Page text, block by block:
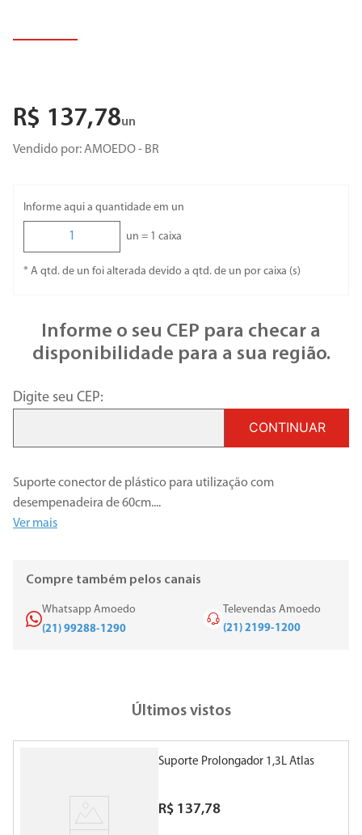
R$ 137,78un
Vendido por:AMOEDO - BR
Informe aqui a quantidade em un
un = 1 caixa
* A qtd. de un foi alterada devido a qtd. de un por caixa (s)
Informe o seu CEP para checar a
disponibilidade para a sua região.
Digite seu CEP:
CONTINUAR
Suporte conector de plástico para utilização com
desempenadeira de 60cm....
Ver mais
Compre também pelos canais
Whatsapp Amoedo
(21) 99288-1290
Televendas Amoedo
(21) 2199-1200
Últimos vistos
Suporte Prolongador 1,3L Atlas
R$ 137,78